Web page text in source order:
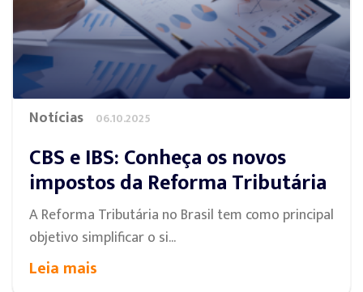
Notícias 06.10.2025
CBS e IBS: Conheça os novos
impostos da Reforma Tributária
A Reforma Tributária no Brasil tem como principal
objetivo simplificar o si...
Leia mais